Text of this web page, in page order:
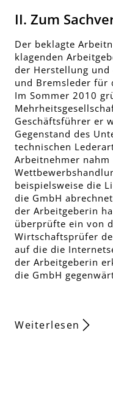
II. Zum
Der beklagte
klagenden
der Herstellung und
und Bremsleder für
Im Sommer 2010
Geschäftsführer er
Gegenstand des
technischen
Arbeitnehmer nahm
beispielsweise die
die GmbH
der Arbeitgeberin
überprüfte ein von
Wirtschaftsprüfer
auf die die
der Arbeitgeberin
die GmbH
Weiterlesen